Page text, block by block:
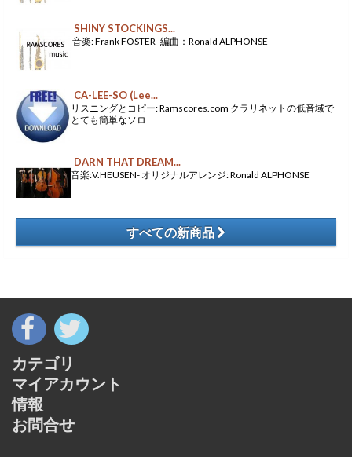
SHINY STOCKINGS...
音楽: Frank FOSTER- 編曲：Ronald ALPHONSE
CA-LEE-SO (Lee...
リスニングとコピー: Ramscores.com クラリネットの低音域で
とても簡単なソロ
DARN THAT DREAM...
音楽:V.HEUSEN- オリジナルアレンジ: Ronald ALPHONSE
すべての新商品
カテゴリ
マイアカウント
情報
お問合せ